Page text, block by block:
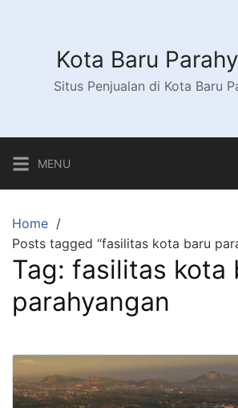
Kota Baru
Situs Penjualan di Kota Baru
MENU
Home
Posts tagged “fasilitas kota baru
Tag: fasilitas kota
parahyangan